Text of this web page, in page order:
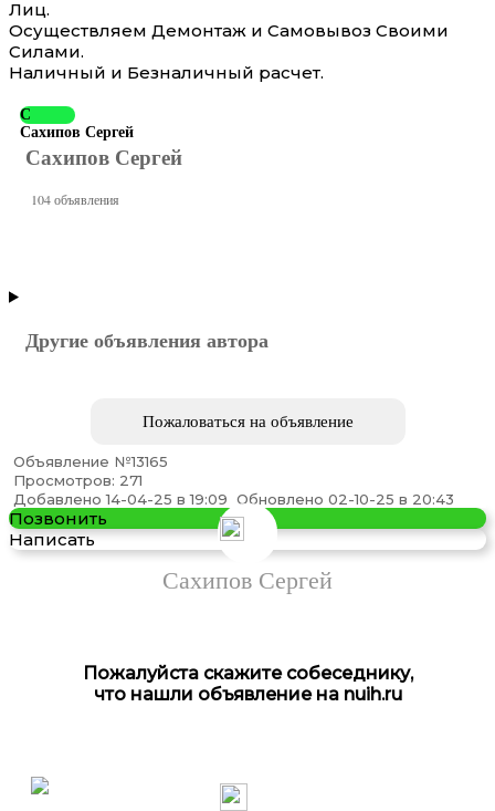
Лиц.
Осуществляем Демонтаж и Самовывоз Своими
Силами.
Наличный и Безналичный расчет.
С
Сахипов Сергей
Сахипов Сергей
104 объявления
Другие объявления автора
Пожаловаться на объявление
Объявление №13165
Просмотров: 271
Добавлено 14-04-25 в 19:09 Обновлено 02-10-25 в 20:43
Позвонить
Написать
Сахипов Сергей
Пожалуйста скажите собеседнику,
что нашли объявление на nuih.ru